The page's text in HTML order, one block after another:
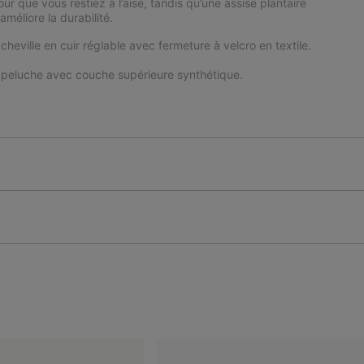
que vous restiez à l’aise, tandis qu’une assise plantaire
la durabilité.
en cuir réglable avec fermeture à velcro en textile.
peluche avec couche supérieure synthétique.